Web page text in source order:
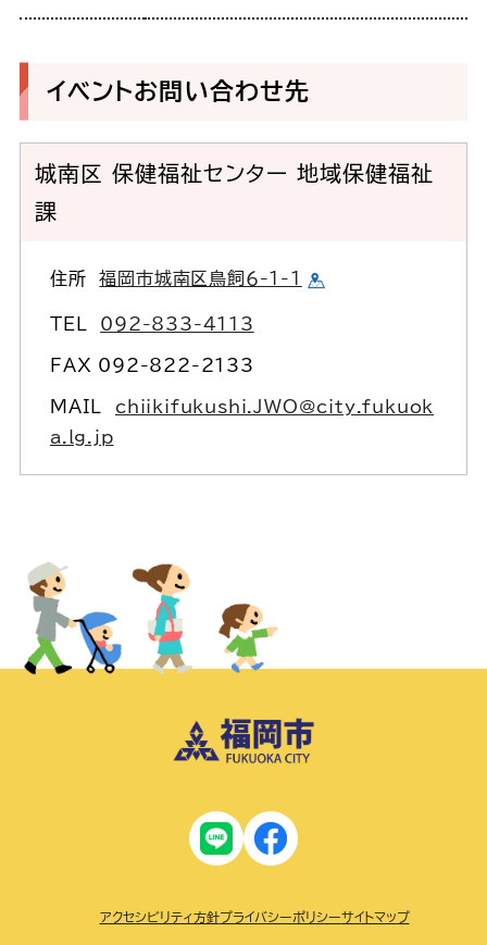
イベントお問い合わせ先
城南区 保健福祉センター 地域保健福祉
課
住所福岡市城南区鳥飼６-1-1
TEL 092-833-4113
FAX 092-822-2133
MAIL chiikifukushi.JWO@city.fukuok
a.lg.jp
アクセシビリティ方針プライバシーポリシーサイトマップ